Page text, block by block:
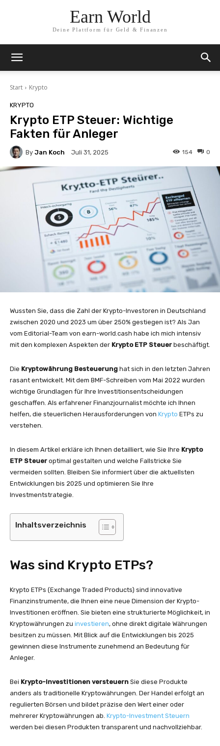
Earn World
Deine Plattform für Geld & Finanzen
Start Krypto
KRYPTO
Krypto ETP Steuer: Wichtige
Fakten für Anleger
By Jan Koch Juli 31, 2025 0
154
Wussten Sie, dass die Zahl der Krypto-Investoren in Deutschland
zwischen 2020 und 2023 um über 250% gestiegen ist? Als Jan
vom Editorial-Team von earn-world.cash habe ich mich intensiv
mit den komplexen Aspekten der Krypto ETP Steuer beschäftigt.
Die Kryptowährung Besteuerung hat sich in den letzten Jahren
rasant entwickelt. Mit dem BMF-Schreiben vom Mai 2022 wurden
wichtige Grundlagen für Ihre Investitionsentscheidungen
geschaffen. Als erfahrener Finanzjournalist möchte ich Ihnen
helfen, die steuerlichen Herausforderungen von Krypto ETPs zu
verstehen.
In diesem Artikel erkläre ich Ihnen detailliert, wie Sie Ihre Krypto
ETP Steuer optimal gestalten und welche Fallstricke Sie
vermeiden sollten. Bleiben Sie informiert über die aktuellsten
Entwicklungen bis 2025 und optimieren Sie Ihre
Investmentstrategie.
Inhaltsverzeichnis
Was sind Krypto ETPs?
Krypto ETPs (Exchange Traded Products) sind innovative
Finanzinstrumente, die Ihnen eine neue Dimension der Krypto-
Investitionen eröffnen. Sie bieten eine strukturierte Möglichkeit, in
Kryptowährungen zu investieren, ohne direkt digitale Währungen
besitzen zu müssen. Mit Blick auf die Entwicklungen bis 2025
gewinnen diese Instrumente zunehmend an Bedeutung für
Anleger.
Bei Krypto-Investitionen versteuern Sie diese Produkte
anders als traditionelle Kryptowährungen. Der Handel erfolgt an
regulierten Börsen und bildet präzise den Wert einer oder
mehrerer Kryptowährungen ab. Krypto-Investment Steuern
werden bei diesen Produkten transparent und nachvollziehbar.